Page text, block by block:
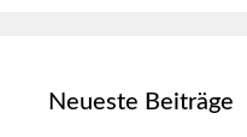
Neueste Beiträge